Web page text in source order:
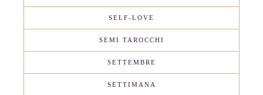
SELF-LOVE
SEMI TAROCCHI
SETTEMBRE
SETTIMANA